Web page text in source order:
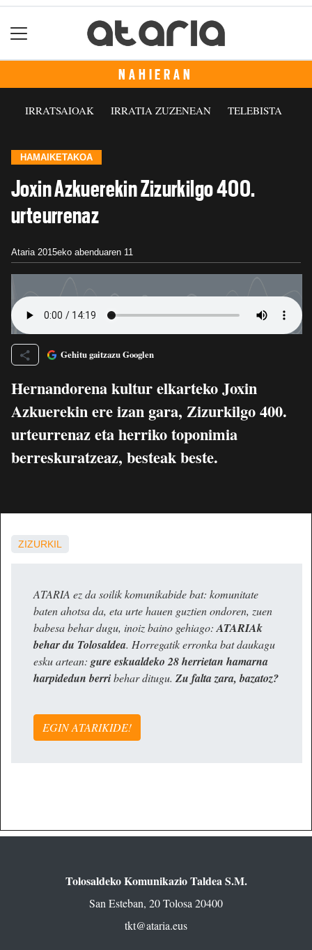
NAHIERAN
IRRATSAIOAK IRRATIA ZUZENEAN TELEBISTA
HAMAIKETAKOA
Joxin Azkuerekin Zizurkilgo 400.
urteurrenaz
Ataria 2015eko abenduaren 11
Gehitu gaitzazu Googlen
Hernandorena kultur elkarteko Joxin
Azkuerekin ere izan gara, Zizurkilgo 400.
urteurrenaz eta herriko toponimia
berreskuratzeaz, besteak beste.
ZIZURKIL
ATARIA ez da soilik komunikabide bat: komunitate
baten ahotsa da, eta urte hauen guztien ondoren, zuen
babesa behar dugu, inoiz baino gehiago:ATARIAk
behar du Tolosaldea. Horregatik erronka bat daukagu
esku artean: gure eskualdeko 28 herrietan hamarna
harpidedun berribehar ditugu. Zu falta zara, bazatoz?
EGIN ATARIKIDE!
Tolosaldeko Komunikazio Taldea S.M.
San Esteban, 20 Tolosa 20400
tkt@ataria.eus